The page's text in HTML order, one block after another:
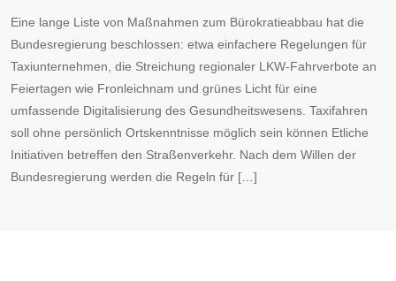
Eine lange Liste von Maßnahmen zum Bürokratieabbau hat die
Bundesregierung beschlossen: etwa einfachere Regelungen für
Taxiunternehmen, die Streichung regionaler LKW-Fahrverbote an
Feiertagen wie Fronleichnam und grünes Licht für eine
umfassende Digitalisierung des Gesundheitswesens. Taxifahren
soll ohne persönlich Ortskenntnisse möglich sein können Etliche
Initiativen betreffen den Straßenverkehr. Nach dem Willen der
Bundesregierung werden die Regeln für […]